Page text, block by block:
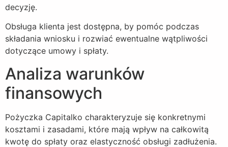
decyzję.
Obsługa klienta jest dostępna, by pomóc podczas
składania wniosku i rozwiać ewentualne wątpliwości
dotyczące umowy i spłaty.
Analiza warunków
finansowych
Pożyczka Capitalko charakteryzuje się konkretnymi
kosztami i zasadami, które mają wpływ na całkowitą
kwotę do spłaty oraz elastyczność obsługi zadłużenia.